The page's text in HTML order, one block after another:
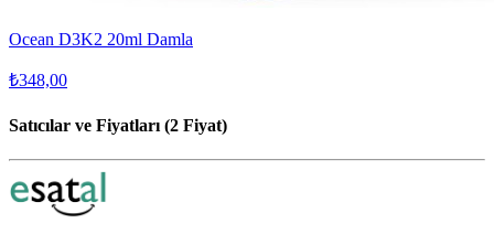
Ocean D3K2 20ml Damla
₺348,00
Satıcılar ve Fiyatları (2 Fiyat)